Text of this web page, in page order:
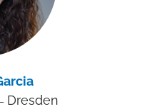
– Dresden